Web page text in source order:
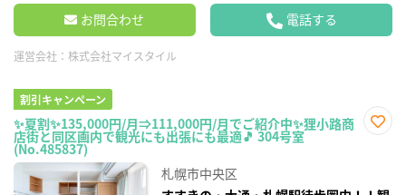
お問合わせ 電話する
運営会社： 株式会社マイスタイル
割引キャンペーン
✨夏割✨135,000円/月⇒111,000円/月でご紹介中✨狸小路商
店街と同区画内で観光にも出張にも最適🎵 304号室
(No.485837)
札幌市中央区